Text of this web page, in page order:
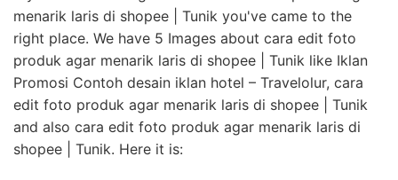
menarik laris di shopee | Tunik you've came to the
right place. We have 5 Images about cara edit foto
produk agar menarik laris di shopee | Tunik like Iklan
Promosi Contoh desain iklan hotel – Travelolur, cara
edit foto produk agar menarik laris di shopee | Tunik
and also cara edit foto produk agar menarik laris di
shopee | Tunik. Here it is: